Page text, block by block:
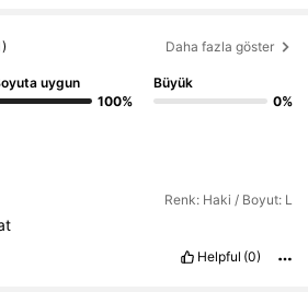
Daha fazla göster
uygun
100%
Büyük
0%
Renk: Haki / Boyut: L
Helpful (0)